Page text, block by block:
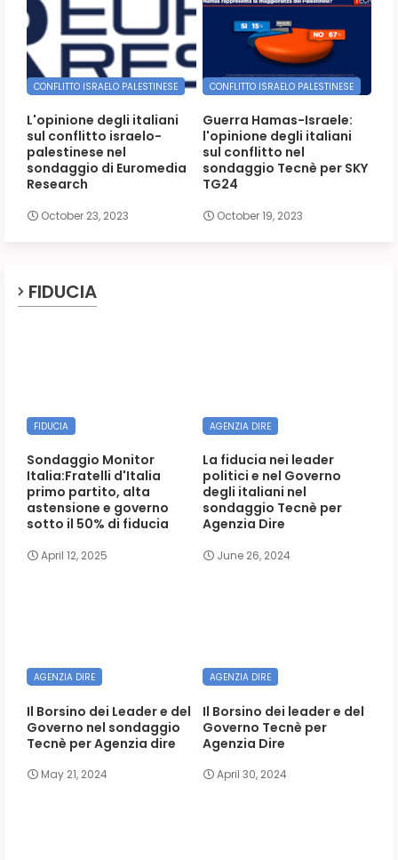
CONFLITTO ISRAELO PALESTINESE
L'opinione degli italiani
sul conflitto israelo-
palestinese nel
sondaggio di Euromedia
Research
October 23, 2023
CONFLITTO ISRAELO PALESTINESE
Guerra Hamas-Israele:
l'opinione degli italiani
sul conflitto nel
sondaggio Tecnè per SKY
TG24
October 19, 2023
FIDUCIA
FIDUCIA
Sondaggio Monitor
Italia:Fratelli d'Italia
primo partito, alta
astensione e governo
sotto il 50% di fiducia
April 12, 2025
AGENZIA DIRE
La fiducia nei leader
politici e nel Governo
degli italiani nel
sondaggio Tecnè per
Agenzia Dire
June 26, 2024
AGENZIA DIRE
Il Borsino dei Leader e del
Governo nel sondaggio
Tecnè per Agenzia dire
May 21, 2024
AGENZIA DIRE
Il Borsino dei leader e del
Governo Tecnè per
Agenzia Dire
April 30, 2024